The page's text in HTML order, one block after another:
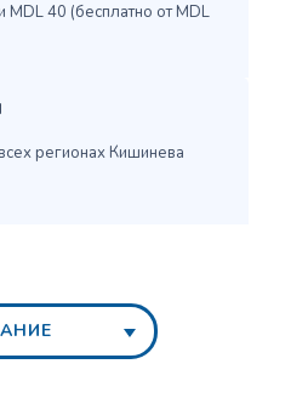
MDL 40 (бесплатно от MDL
регионах Кишинева